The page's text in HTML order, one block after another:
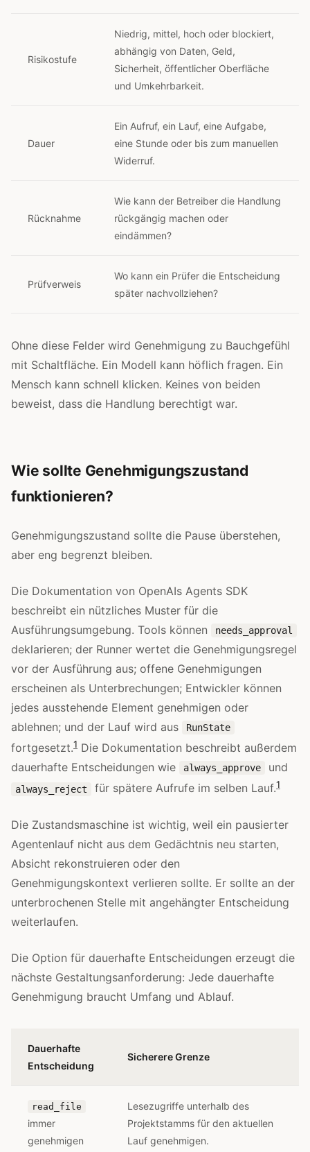
Risikostufe
Niedrig, mittel, hoch oder blockiert,
abhängig von Daten, Geld,
Sicherheit, öffentlicher Oberfläche
und Umkehrbarkeit.
Dauer
Ein Aufruf, ein Lauf, eine Aufgabe,
eine Stunde oder bis zum manuellen
Widerruf.
Rücknahme
Wie kann der Betreiber die Handlung
rückgängig machen oder
eindämmen?
Prüfverweis
Wo kann ein Prüfer die Entscheidung
später nachvollziehen?
Ohne diese Felder wird Genehmigung zu Bauchgefühl
mit Schaltfläche. Ein Modell kann höflich fragen. Ein
Mensch kann schnell klicken. Keines von beiden
beweist, dass die Handlung berechtigt war.
Wie sollte Genehmigungszustand
funktionieren?
Genehmigungszustand sollte die Pause überstehen,
aber eng begrenzt bleiben.
Die Dokumentation von OpenAIs Agents SDK
beschreibt ein nützliches Muster für die
Ausführungsumgebung. Tools können
needs_approval
deklarieren; der Runner wertet die Genehmigungsregel
vor der Ausführung aus; offene Genehmigungen
erscheinen als Unterbrechungen; Entwickler können
jedes ausstehende Element genehmigen oder
ablehnen; und der Lauf wird aus
RunState
fortgesetzt.1 Die Dokumentation beschreibt außerdem
dauerhafte Entscheidungen wie
always_approve und
always_reject für spätere Aufrufe im selben Lauf.1
Die Zustandsmaschine ist wichtig, weil ein pausierter
Agentenlauf nicht aus dem Gedächtnis neu starten,
Absicht rekonstruieren oder den
Genehmigungskontext verlieren sollte. Er sollte an der
unterbrochenen Stelle mit angehängter Entscheidung
weiterlaufen.
Die Option für dauerhafte Entscheidungen erzeugt die
nächste Gestaltungsanforderung: Jede dauerhafte
Genehmigung braucht Umfang und Ablauf.
Dauerhafte
Entscheidung
Sicherere Grenze
read_file
immer
genehmigen
Lesezugriffe unterhalb des
Projektstamms für den aktuellen
Lauf genehmigen.